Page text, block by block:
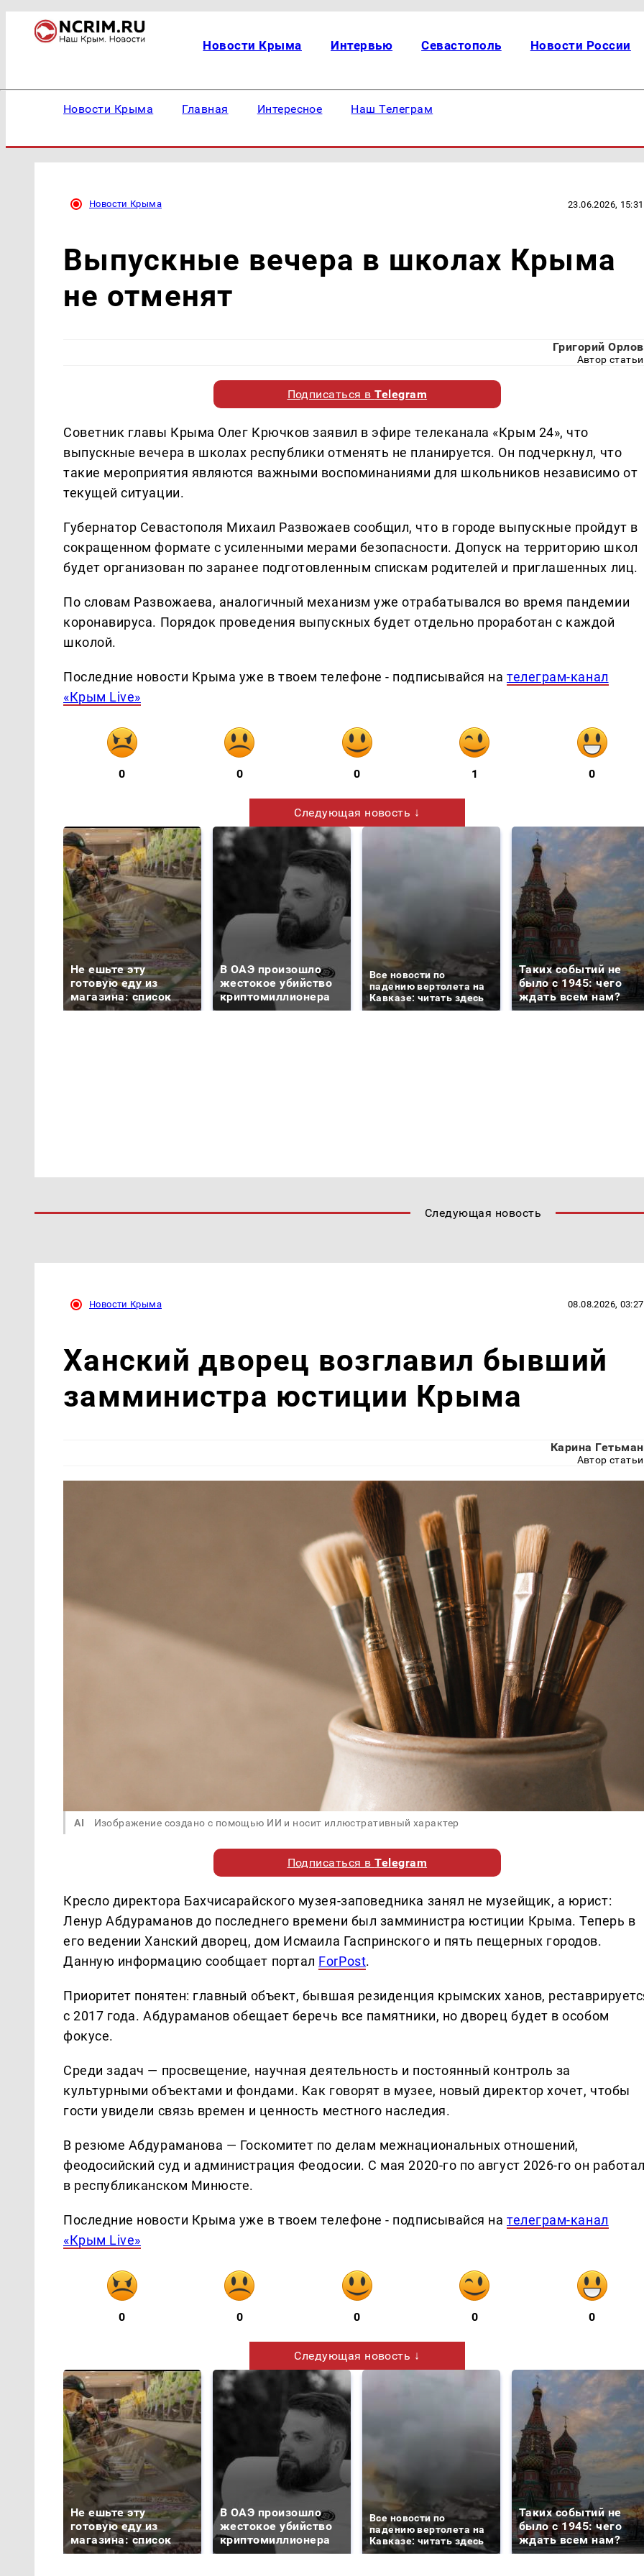
Новости Крыма Интервью Севастополь Новости России
Новости Крыма Главная Интересное Наш Телеграм
Новости Крыма 23.06.2026, 15:31
Выпускные вечера в школах Крыма
не отменят
Григорий Орлов
Автор статьи
Подписаться вTelegram
Советник главы Крыма Олег Крючков заявил в эфире телеканала «Крым 24», что
выпускные вечера в школах республики отменять не планируется. Он подчеркнул, что
такие мероприятия являются важными воспоминаниями для школьников независимо от
текущей ситуации.
Губернатор Севастополя Михаил Развожаев сообщил, что в городе выпускные пройдут в
сокращенном формате с усиленными мерами безопасности. Допуск на территорию школ
будет организован по заранее подготовленным спискам родителей и приглашенных лиц.
По словам Развожаева, аналогичный механизм уже отрабатывался во время пандемии
коронавируса. Порядок проведения выпускных будет отдельно проработан с каждой
школой.
Последние новости Крыма уже в твоем телефоне - подписывайся нателеграм-канал
«Крым Live»
0 0 0 1 0
Следующая новость ↓
Не ешьте эту
готовую еду из
магазина: список
В ОАЭ произошло
жестокое убийство
криптомиллионера
Все новости по
падению вертолета на
Кавказе: читать здесь
Таких событий не
было с 1945: чего
ждать всем нам?
Следующая новость
Новости Крыма 08.08.2026, 03:27
Ханский дворец возглавил бывший
замминистра юстиции Крыма
Карина Гетьман
Автор статьи
AI Изображение создано с помощью ИИ и носит иллюстративный характер
Подписаться вTelegram
Кресло директора Бахчисарайского музея-заповедника занял не музейщик, а юрист:
Ленур Абдураманов до последнего времени был замминистра юстиции Крыма. Теперь в
его ведении Ханский дворец, дом Исмаила Гаспринского и пять пещерных городов.
Данную информацию сообщает портал ForPost.
Приоритет понятен: главный объект, бывшая резиденция крымских ханов,
с 2017 года. Абдураманов обещает беречь все памятники, но дворец будет в особом
фокусе.
Среди задач — просвещение, научная деятельность и постоянный контроль за
культурными объектами и фондами. Как говорят в музее, новый директор хочет, чтобы
гости увидели связь времен и ценность местного наследия.
В резюме Абдураманова — Госкомитет по делам межнациональных отношений,
феодосийский суд и администрация Феодосии. С мая 2020-го по август 2026-го он работал
в республиканском Минюсте.
Последние новости Крыма уже в твоем телефоне - подписывайся нателеграм-канал
«Крым Live»
0 0 0 0 0
Следующая новость ↓
Не ешьте эту
готовую еду из
магазина: список
В ОАЭ произошло
жестокое убийство
криптомиллионера
Все новости по
падению вертолета на
Кавказе: читать здесь
Таких событий не
было с 1945: чего
ждать всем нам?